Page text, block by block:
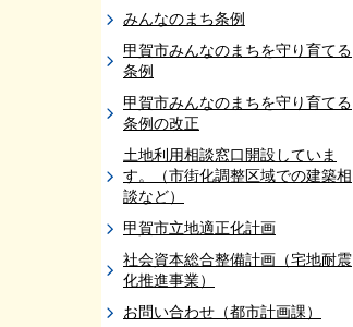
みんなのまち条例
甲賀市みんなのまちを守り育てる
条例
甲賀市みんなのまちを守り育てる
条例の改正
土地利用相談窓口開設していま
す。（市街化調整区域での建築相
談など）
甲賀市立地適正化計画
社会資本総合整備計画（宅地耐震
化推進事業）
お問い合わせ（都市計画課）